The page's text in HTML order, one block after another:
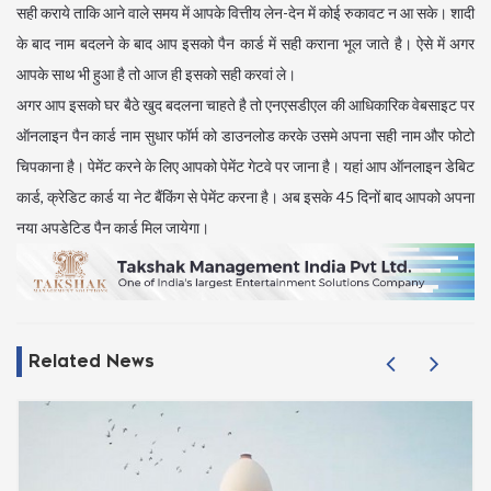
सही कराये ताकि आने वाले समय में आपके वित्तीय लेन-देन में कोई रुकावट न आ सके। शादी
के बाद नाम बदलने के बाद आप इसको पैन कार्ड में सही कराना भूल जाते है। ऐसे में अगर
आपके साथ भी हुआ है तो आज ही इसको सही करवां ले।
अगर आप इसको घर बैठे खुद बदलना चाहते है तो एनएसडीएल की आधिकारिक वेबसाइट पर
ऑनलाइन पैन कार्ड नाम सुधार फॉर्म को डाउनलोड करके उसमे अपना सही नाम और फोटो
चिपकाना है। पेमेंट करने के लिए आपको पेमेंट गेटवे पर जाना है। यहां आप ऑनलाइन डेबिट
कार्ड, क्रेडिट कार्ड या नेट बैंकिंग से पेमेंट करना है। अब इसके 45 दिनों बाद आपको अपना
नया अपडेटिड पैन कार्ड मिल जायेगा।
Related News